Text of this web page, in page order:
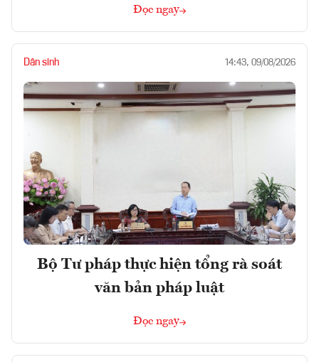
Đọc ngay
Dân sinh 14:43, 09/08/2026
Bộ Tư pháp thực hiện tổng rà soát
văn bản pháp luật
Đọc ngay